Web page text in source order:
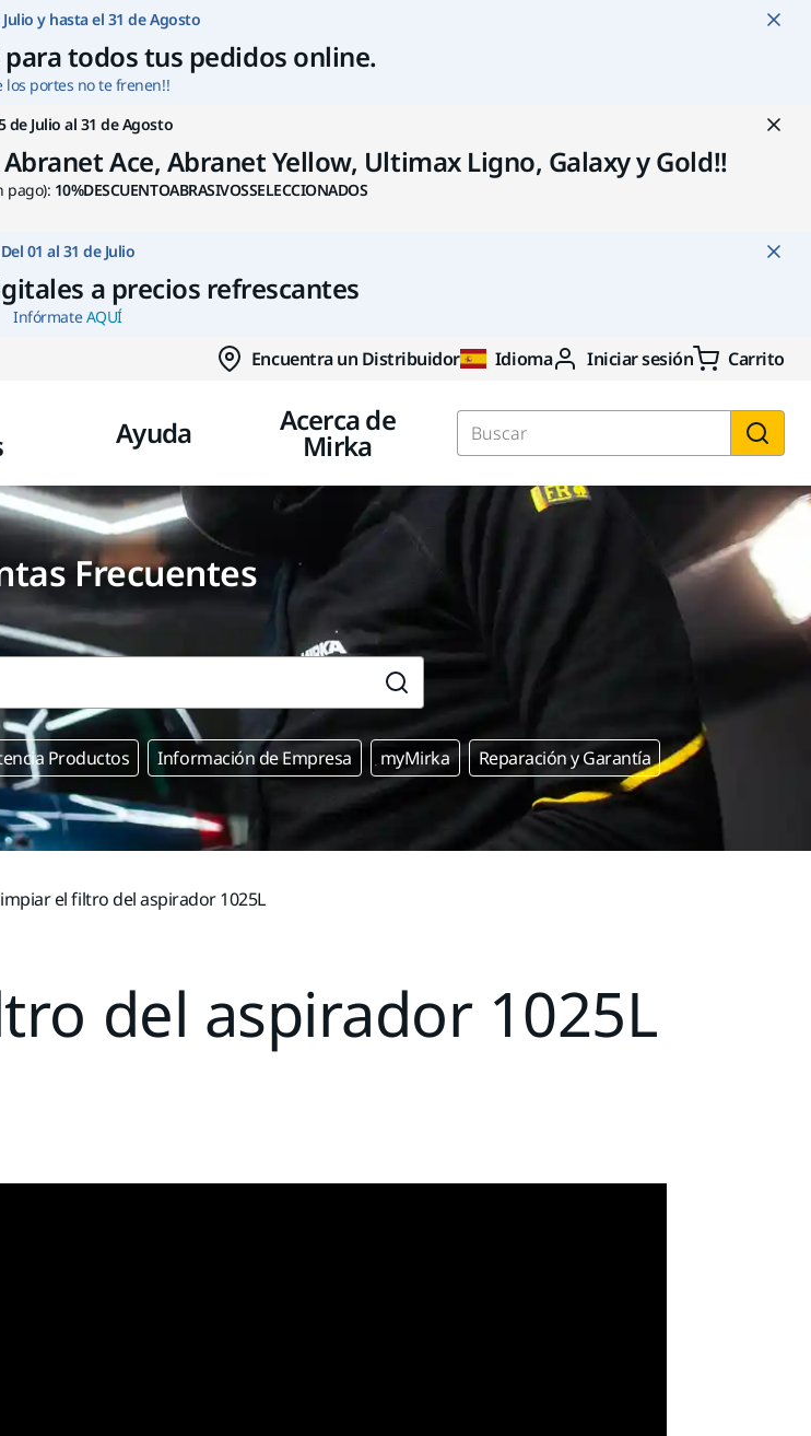
Ir a contenido
Julio y hasta el 31 de Agosto
para todos tus pedidos online.
los portes no te frenen!!
de Julio al 31 de Agosto
Abranet Ace, Abranet Yellow, Ultimax Ligno, Galaxy y Gold!!
pago): 10%DESCUENTOABRASIVOSSELECCIONADOS
Del 01 al 31 de Julio
a precios refrescantes
InfórmateAQUÍ
Encuentra un Distribuidor Idioma Iniciar sesión Carrito
Ayuda Acerca de
Mirka Buscar
Frecuentes
Productos Información de Empresa myMirka Reparación y Garantía
el filtro del aspirador 1025L
del aspirador 1025L